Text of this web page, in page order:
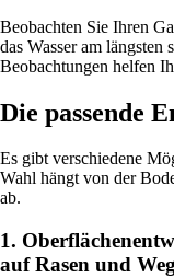
Beobachten Sie Ihren
das Wasser am längsten
Beobachtungen helfen
Die passende
Es gibt verschiedene
Wahl hängt von der
ab.
1.
auf Rasen und